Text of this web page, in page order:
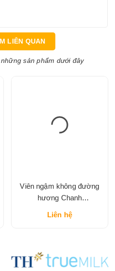
LIÊN QUAN
sản phẩm dưới đây
Viên ngậm không đường
hương Chanh
Liên hệ